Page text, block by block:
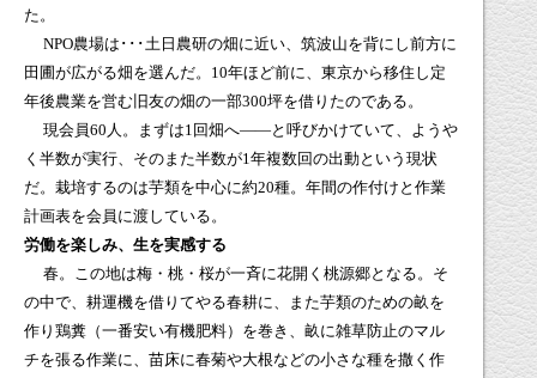
た。
NPO農場は･･･土日農研の畑に近い、筑波山を背にし前方に
田圃が広がる畑を選んだ。 10年ほど前に、東京から移住し定
年後農業を営む旧友の畑の一部300坪を借りたのである。
現会員60 人。まずは1 回畑へ――と呼びかけていて、ようや
く半数が実行、そのまた半数が1年複数回の出動という現状
だ。栽培するのは芋類を中心に約20種。年間の作付けと作業
計画表を会員に渡している。
労働を楽しみ、生を実感する
春。この地は梅・桃・桜が一斉に花開く桃源郷となる。そ
の中で、耕運機を借りてやる春耕に、また芋類のための畝を
作り鶏糞（一番安い有機肥料）を巻き、畝に雑草防止のマル
チを張る作業に、苗床に春菊や大根などの小さな種を撒く作